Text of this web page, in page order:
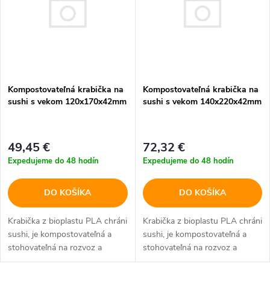
e
r
o
d
u
s
p
r
o
d
u
k
Kompostovateľná krabička na
sushi s vekom 120x170x42mm
49,45 €
Expedujeme do 48 hodín
DO KOŠÍKA
Krabička z bioplastu PLA chráni
sushi, je kompostovateľná a
stohovateľná na rozvoz a
skladovanie
Kompostovateľná krabička na
sushi s vekom 140x220x42mm
72,32 €
Expedujeme do 48 hodín
DO KOŠÍKA
Krabička z bioplastu PLA chráni
sushi, je kompostovateľná a
stohovateľná na rozvoz a
skladovanie